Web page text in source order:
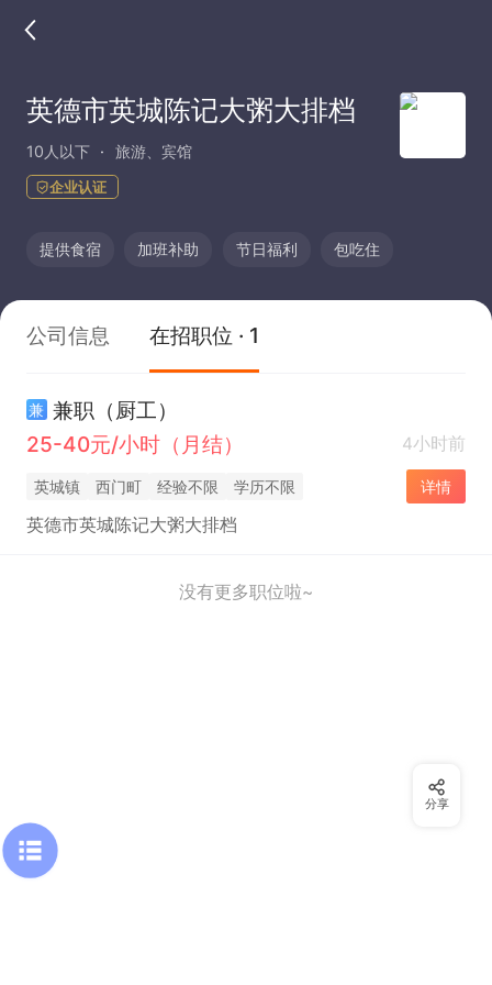
英德市英城陈记大粥大排档
10人以下 旅游、宾馆
企业认证
提供食宿 加班补助 节日福利 包吃住
公司信息 在招职位 · 1
兼 兼职（厨工）
25-40元/小时（月结）
4小时前
英城镇 西门町 经验不限 学历不限 详情
英德市英城陈记大粥大排档
没有更多职位啦~
分享